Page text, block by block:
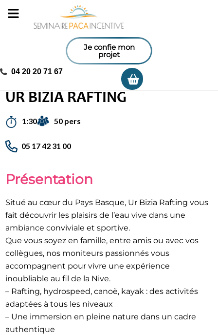
Je confie mon
projet
04 20 20 71 67
Ur Bizia Rafting
UR BIZIA RAFTING
1:30 50 pers
05 17 42 31 00
Présentation
Situé au cœur du Pays Basque, Ur Bizia Rafting vous
fait découvrir les plaisirs de l’eau vive dans une
ambiance conviviale et sportive.
Que vous soyez en famille, entre amis ou avec vos
collègues, nos moniteurs passionnés vous
accompagnent pour vivre une expérience
inoubliable au fil de la Nive.
– Rafting, hydrospeed, canoë, kayak : des activités
adaptées à tous les niveaux
– Une immersion en pleine nature dans un cadre
authentique